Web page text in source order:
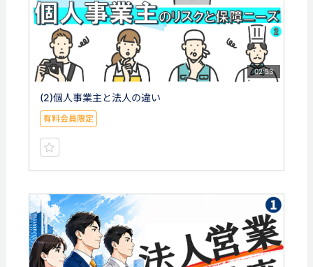
02:53
(2)個人事業主と法人の違い
有料会員限定